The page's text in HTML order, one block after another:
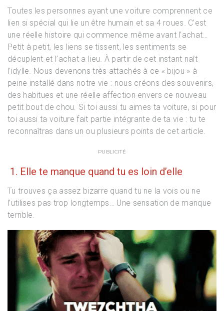
Toutes les personnes ayant une voiture comprennent ce
lien si spécial qui lie un être humain et sa 4 roues. C’est
une réelle histoire qui commence même avant l’achat…
Petit à petit, les liens se tissent, les sentiments se
décuplent et l’achat a lieu. À partir de cet instant naît
l’idylle. Nous devenons très attachés à ce « bijou » à
peine installé dans notre vie : nous créons des souvenirs,
des habitues et une réelle affection envers ce nouveau
petit bout de chou. Si toi aussi tu aimes ta voiture, si pour
toi aussi ta voiture fait partie intégrante de ta vie : tu te
reconnaîtras dans un ou plusieurs points de cet article.
PUBLICITÉ
1. Elle te manque quand tu es loin d’elle
Tu trouves ça assez bizarre quand tu ne la vois ou ne
l’utilises pas trop longtemps… Une sensation de manque
terrible.